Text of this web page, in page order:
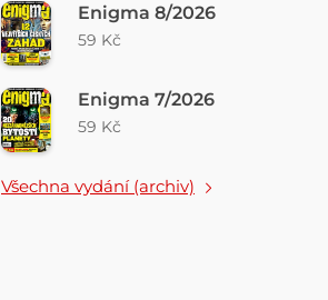
Enigma 8/2026
59 Kč
Enigma 7/2026
59 Kč
Všechna vydání (archiv)